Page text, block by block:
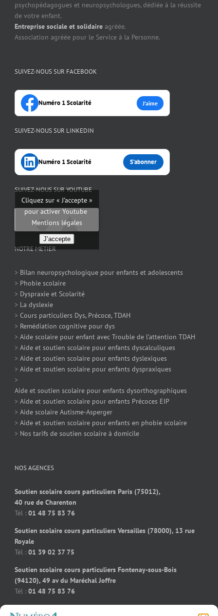
psychopédagogues et neuropsychologues, dédiée à la réussite
de votre enfant.
Entreprise sociale et solidaire agréée.
Association agréée pour le Service à la Personne.
SUIVEZ-NOUS SUR FACEBOOK
Numéro 1 Scolarité J’aime
SUIVEZ-NOUS SUR LINKEDIN
Numéro 1 Scolarité S’abonner
SUIVEZ-NOUS SUR YOUTUBE
Cliquez sur « J’accepte »
pour activer Youtube
Mentions légales
J’accepte
NOTRE METIER
> Bilan neuropsychologique pour enfants et adolescents
> Phobie scolaire
> Dyspraxie et Scolarité
> La dyslexie
> Cours particuliers Dys, Précoce, TDAH
> Remédiation cognitive pour dys
> Aide scolaire pour enfant avec Trouble de l’attention TDAH
> Aide et soutien scolaire pour enfants dyscalculiques
> Aide et soutien scolaire pour enfants dyslexiques
> Aide et soutien scolaire pour enfants dyspraxiques
>
Aide et soutien scolaire pour enfants dysorthographiques
> Aide et soutien scolaire pour enfants Précoces EIP
> Aide scolaire Autisme-Asperger
> Aide et soutien scolaire pour enfants en phobie scolaire
> Nos tarifs de soutien scolaire à domicile
NOS AGENCES
Soutien scolaire cours particuliers Paris (75012),
40 rue de Charenton
Tél : 01 48 75 83 76
Soutien scolaire cours particuliers Versailles (78000), 13 rue
Royale
Tél : 01 39 02 37 75
Soutien scolaire cours particuliers Fontenay-sous-Bois
(94120), 49 av du Maréchal Joffre
Tél : 01 48 75 83 76